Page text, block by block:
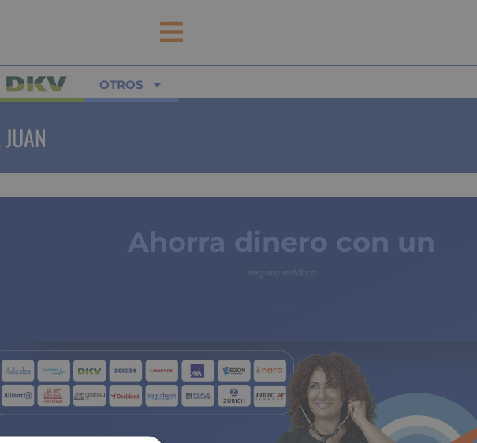
OTROS
Ahorra dinero con un